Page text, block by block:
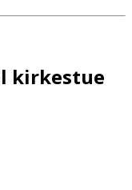
kirkestue